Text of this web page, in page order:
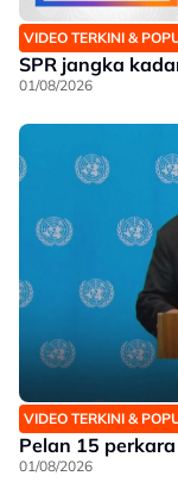
VIDEO TERKINI &
SPR jangka
01/08/2026
VIDEO TERKINI &
Pelan 15
01/08/2026